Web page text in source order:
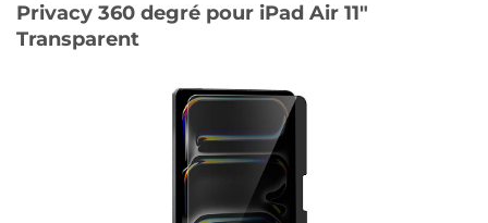
Privacy 360 degré pour iPad Air 11"
Transparent